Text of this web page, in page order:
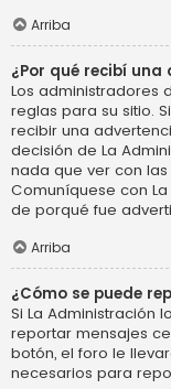
Arriba
¿Por qué recibí
Los administradores
reglas para su sitio.
recibir una
decisión de La
nada que ver con
Comuníquese con
de porqué fue
Arriba
¿Cómo se puede
Si La Administración
reportar mensajes
botón, el foro le
necesarios para